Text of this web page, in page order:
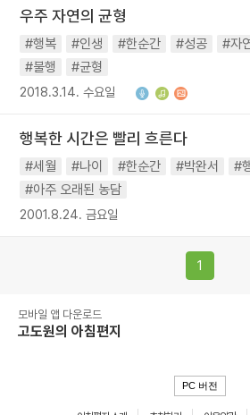
우주 자연의 균형
#행복 #인생 #한순간 #성공 #자
#불행
#균형
2018.3.14. 수요일
행복한 시간은 빨리 흐른다
#세월 #나이 #한순간 #박완서
#
#아주 오래된 농담
2001.8.24. 금요일
1
모바일 앱 다운로드
고도원의 아침편지
PC 버전